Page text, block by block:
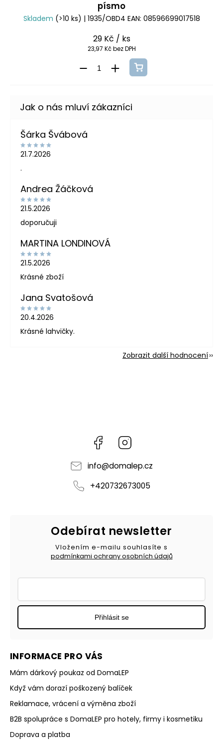
písmo
Skladem (>10 ks) | 1935/OBD4 EAN: 08596699017518
29 Kč / ks
23,97 Kč bez DPH
Šárka Švábová
21.7.2026
.
Andrea Žáčková
21.5.2026
doporučuji
MARTINA LONDINOVÁ
21.5.2026
Krásné zboží
Jana Svatošová
20.4.2026
Krásné lahvičky.
Zobrazit další hodnocení
Facebook
info@domalep.cz
+420732673005
INFORMACE PRO VÁS
Mám dárkový poukaz od DomaLEP
Když vám dorazí poškozený balíček
Reklamace, vrácení a výměna zboží
B2B spolupráce s DomaLEP pro hotely, firmy i kosmetiku
Doprava a platba
Odebírat newsletter
Vložením e-mailu souhlasíte s
podmínkami ochrany osobních údajů
Přihlásit se